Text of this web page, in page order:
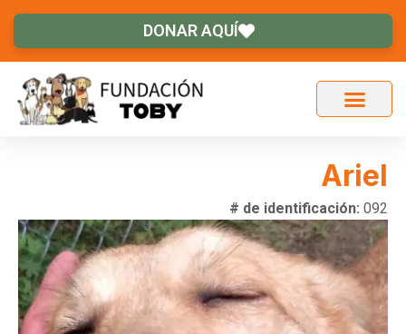
DONAR AQUÍ
Ariel
# de identificación: 092